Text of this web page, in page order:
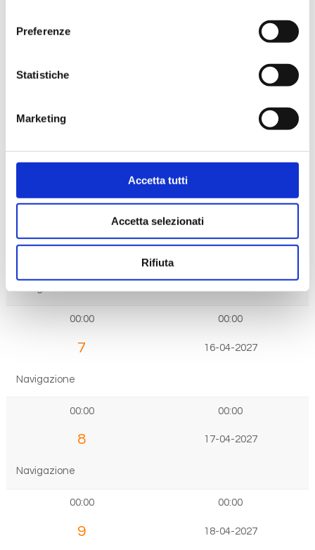
Preferenze
Statistiche
Marketing
Accetta tutti
Accetta selezionati
Rifiuta
5 14-04-2027
St. John S, Antigua E Barbuda
00:00 00:00
7 16-04-2027
Navigazione
00:00 00:00
8 17-04-2027
Navigazione
00:00 00:00
9 18-04-2027